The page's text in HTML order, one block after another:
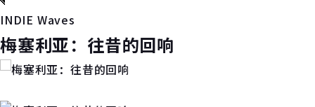
INDIE Waves
梅塞利亚：往昔的回响